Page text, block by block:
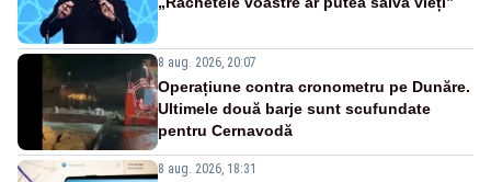
8 aug. 2026, 20:07
Operațiune contra cronometru pe Dunăre.
Ultimele două barje sunt scufundate
pentru Cernavodă
8 aug. 2026, 18:31